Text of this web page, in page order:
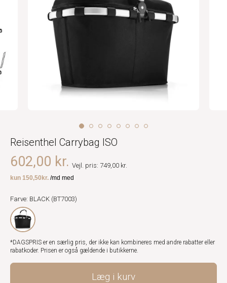
Reisenthel Carrybag ISO
602,00 kr. Vejl. pris: 749,00 kr.
Farve: BLACK (BT7003)
*DAGSPRIS er en særlig pris, der ikke kan kombineres med andre rabatter eller
rabatkoder. Prisen er også gældende i butikkerne.
Læg i kurv